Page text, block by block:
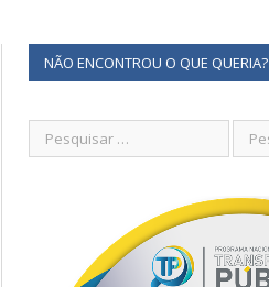
NÃO ENCONTROU O QUE QUERIA?